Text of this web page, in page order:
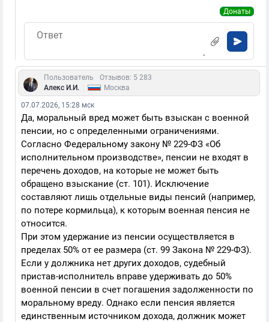
Донаты
Пользователь
Отзывов: 5 283
Алекс И.И.
Москва
07.07.2026, 15:28 мск
Да, моральный вред может быть взыскан с военной
пенсии, но с определенными ограничениями.
Согласно Федеральному закону № 229-ФЗ «Об
исполнительном производстве», пенсии не входят в
перечень доходов, на которые не может быть
обращено взыскание (ст. 101). Исключение
составляют лишь отдельные виды пенсий (например,
по потере кормильца), к которым военная пенсия не
относится.
При этом удержание из пенсии осуществляется в
пределах 50% от ее размера (ст. 99 Закона № 229-ФЗ).
Если у должника нет других доходов, судебный
пристав-исполнитель вправе удерживать до 50%
военной пенсии в счет погашения задолженности по
моральному вреду. Однако если пенсия является
единственным источником дохода, должник может